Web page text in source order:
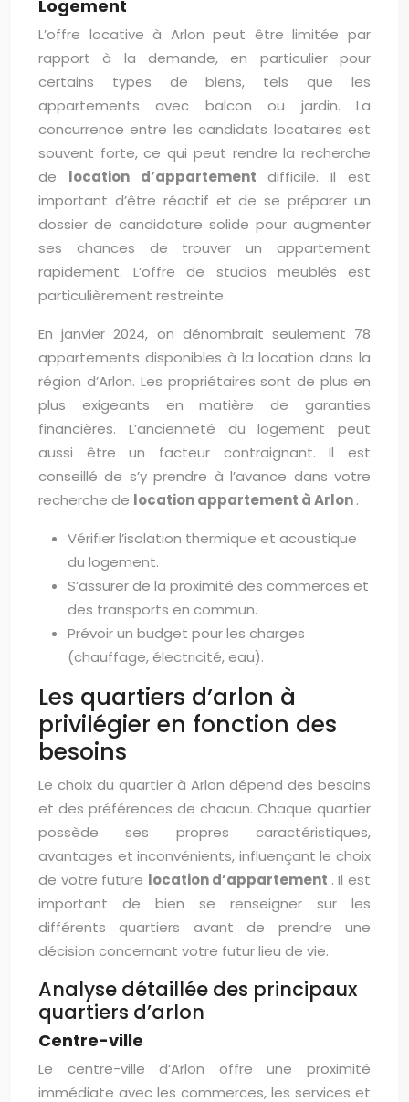
Logement
L’offre locative à Arlon peut être limitée par
rapport à la demande, en particulier pour
certains types de biens, tels que les
appartements avec balcon ou jardin. La
concurrence entre les candidats locataires est
souvent forte, ce qui peut rendre la recherche
de location d’appartement difficile. Il est
important d’être réactif et de se préparer un
dossier de candidature solide pour augmenter
ses chances de trouver un appartement
rapidement. L’offre de studios meublés est
particulièrement restreinte.
En janvier 2024, on dénombrait seulement 78
appartements disponibles à la location dans la
région d’Arlon. Les propriétaires sont de plus en
plus exigeants en matière de garanties
financières. L’ancienneté du logement peut
aussi être un facteur contraignant. Il est
conseillé de s’y prendre à l’avance dans votre
recherche de location appartement à Arlon.
Vérifier l’isolation thermique et acoustique
du logement.
S’assurer de la proximité des commerces et
des transports en commun.
Prévoir un budget pour les charges
(chauffage, électricité, eau).
Les quartiers d’arlon à
privilégier en fonction des
besoins
Le choix du quartier à Arlon dépend des besoins
et des préférences de chacun. Chaque quartier
possède ses propres caractéristiques,
avantages et inconvénients, influençant le choix
de votre future location d’appartement . Il est
important de bien se renseigner sur les
différents quartiers avant de prendre une
décision concernant votre futur lieu de vie.
Analyse détaillée des principaux
quartiers d’arlon
Centre-ville
Le centre-ville d’Arlon offre une proximité
immédiate avec les commerces, les services et